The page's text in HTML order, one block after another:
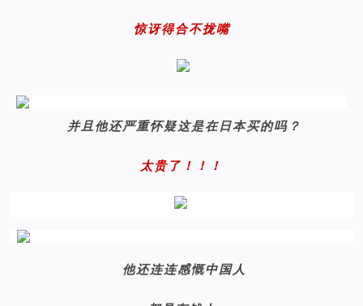
惊讶得合不拢嘴
并且他还严重怀疑这是在日本买的吗？
太贵了！！！
他还连连感慨中国人